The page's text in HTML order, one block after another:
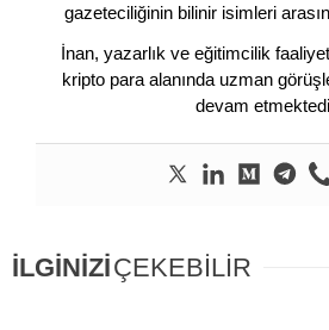
gazeteciliğinin bilinir isimleri
İnan, yazarlık ve eğitimcilik
kripto para alanında uzman
devam
İLGİNİZİÇEKEBİLİR